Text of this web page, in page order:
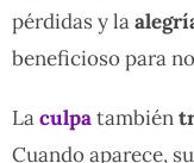
pérdidas y la
beneficioso para
Laculpatambién
Cuando aparece,